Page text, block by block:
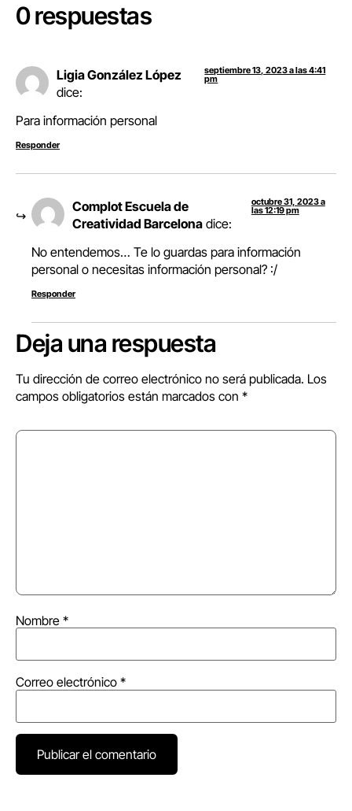
0 respuestas
Ligia González López
dice:
septiembre 13, 2023 a las 4:41
pm
Para información personal
Responder
Complot Escuela de
Creatividad Barcelona dice:
octubre 31, 2023 a
las 12:19 pm
No entendemos… Te lo guardas para información
personal o necesitas información personal? :/
Responder
Deja una respuesta
Tu dirección de correo electrónico no será publicada. Los
campos obligatorios están marcados con *
Nombre *
Correo electrónico *